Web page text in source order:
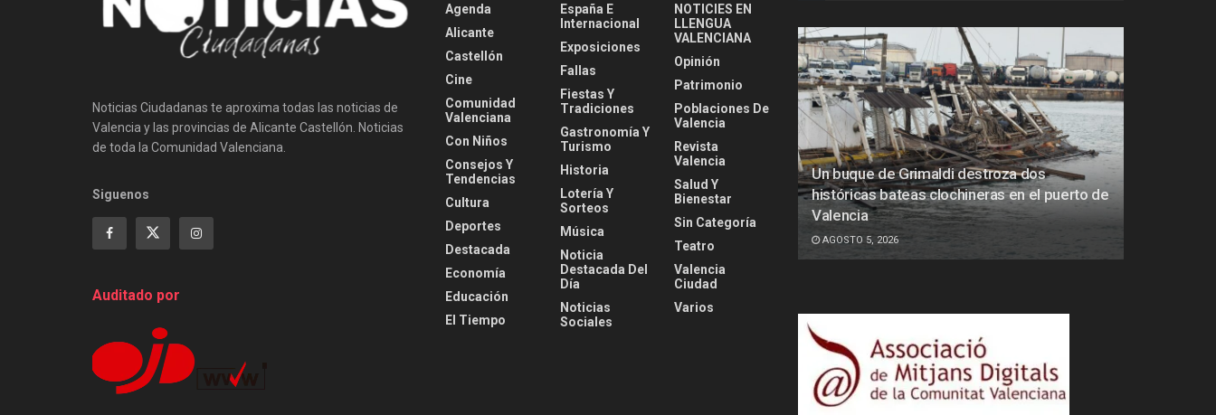
Noticias Ciudadanas te aproxima todas las noticias de
Valencia y las provincias de Alicante Castellón. Noticias
de toda la Comunidad Valenciana.
Siguenos
Auditado por
Agenda
Alicante
Castellón
Cine
Comunidad
Valenciana
Con Niños
Consejos Y
Tendencias
Cultura
Deportes
Destacada
Economía
Educación
El Tiempo
España E
Internacional
Exposiciones
Fallas
Fiestas Y
Tradiciones
Gastronomía Y
Turismo
Historia
Lotería Y
Sorteos
Música
Noticia
Destacada Del
Día
Noticias
Sociales
NOTICIES EN
LLENGUA
VALENCIANA
Opinión
Patrimonio
Poblaciones De
Valencia
Revista
Valencia
Salud Y
Bienestar
Sin Categoría
Teatro
Valencia
Ciudad
Varios
Un buque de Grimaldi destroza dos
históricas bateas clochineras en el puerto de
Valencia
AGOSTO 5, 2026